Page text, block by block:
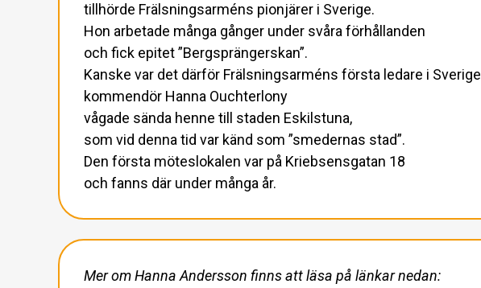
tillhörde Frälsningsarméns pionjärer i Sverige.
Hon arbetade många gånger under svåra förhållanden
och fick epitet ”Bergsprängerskan”.
Kanske var det därför Frälsningsarméns första ledare i Sverige
kommendör Hanna Ouchterlony
vågade sända henne till staden Eskilstuna,
som vid denna tid var känd som ”smedernas stad”.
Den första möteslokalen var på Kriebsensgatan 18
och fanns där under många år.
Mer om Hanna Andersson finns att läsa på länkar nedan: